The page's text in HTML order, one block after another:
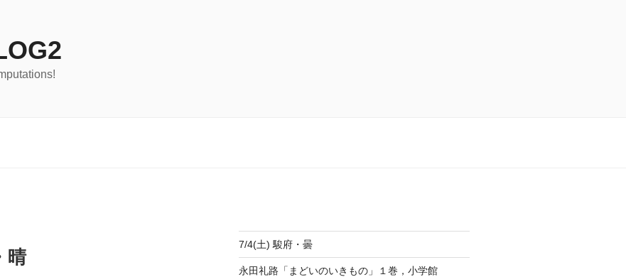
晴
7/4(土) 駿府・曇
永田礼路「まどいのいきもの」１巻，小学館